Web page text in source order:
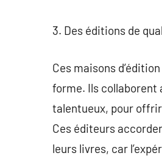
3. Des éditions de
Ces maisons
forme. Ils
talentueux, pour
Ces éditeurs
leurs livres, car